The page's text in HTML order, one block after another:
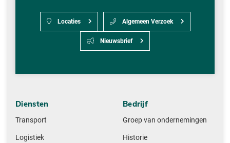
Locaties Algemeen Verzoek
Nieuwsbrief
Diensten
Transport
Logistiek
Bedrijf
Groep van ondernemingen
Historie